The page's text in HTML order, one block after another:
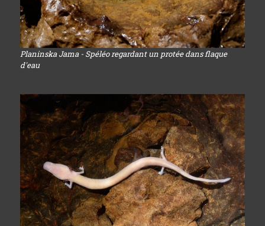
Planinska Jama - Spéléo regardant un protée dans flaque
d'eau